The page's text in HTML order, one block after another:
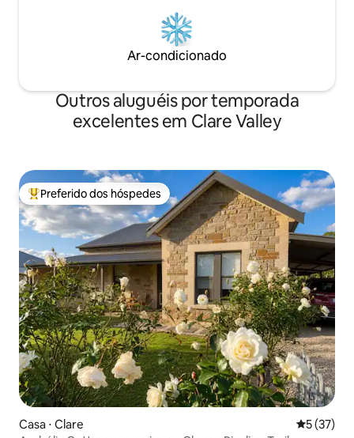
Ar-condicionado
Outros aluguéis por temporada
excelentes em Clare Valley
Entre os melhores preferidos dos hóspedes
Preferido dos hóspedes
Casa ⋅ Clare 5 de uma
5 (37)